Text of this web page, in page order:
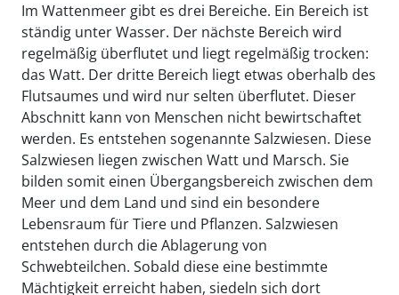
Im Wattenmeer gibt es drei Bereiche. Ein Bereich ist
ständig unter Wasser. Der nächste Bereich wird
regelmäßig überflutet und liegt regelmäßig trocken:
das Watt. Der dritte Bereich liegt etwas oberhalb des
Flutsaumes und wird nur selten überflutet. Dieser
Abschnitt kann von Menschen nicht bewirtschaftet
werden. Es entstehen sogenannte Salzwiesen. Diese
Salzwiesen liegen zwischen Watt und Marsch. Sie
bilden somit einen Übergangsbereich zwischen dem
Meer und dem Land und sind ein besondere
Lebensraum für Tiere und Pflanzen. Salzwiesen
entstehen durch die Ablagerung von
Schwebteilchen. Sobald diese eine bestimmte
Mächtigkeit erreicht haben, siedeln sich dort